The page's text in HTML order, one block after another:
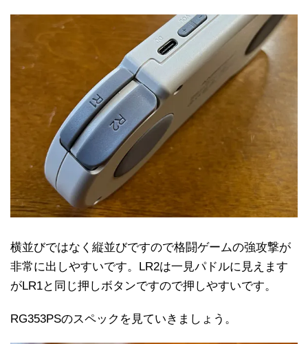
横並びではなく縦並びですので格闘ゲームの強攻撃が
非常に出しやすいです。LR2は一見パドルに見えます
がLR1と同じ押しボタンですので押しやすいです。
RG353PSのスペックを見ていきましょう。